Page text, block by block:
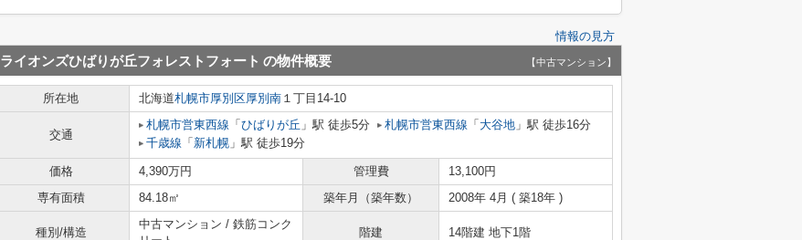
情報の見方
ライオンズひばりが丘フォレストフォート の物件概要 【中古マンション】
所在地 北海道札幌市厚別区厚別南 １丁目14-10
交通
札幌市営東西線 「 ひばりが丘 」駅 徒歩5分 札幌市営東西線 「 大谷地 」駅 徒歩16分
千歳線 「 新札幌 」駅 徒歩19分
価格 4,390万円 管理費
13,100円
専有面積
84.18㎡ 築年月（築年数） 2008年 4月 ( 築18年 )
種別/構造
中古マンション / 鉄筋コンク
階建 14階建 地下1階